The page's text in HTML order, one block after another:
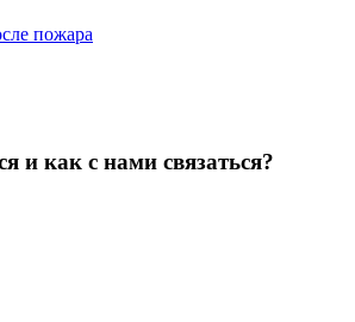
и как с нами связаться?